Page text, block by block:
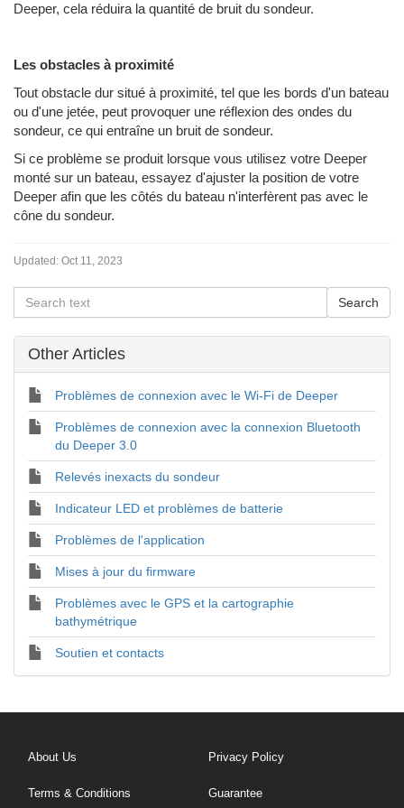
Deeper, cela réduira la quantité de bruit du sondeur.
Les obstacles à proximité
Tout obstacle dur situé à proximité, tel que les bords d'un bateau
ou d'une jetée, peut provoquer une réflexion des ondes du
sondeur, ce qui entraîne un bruit de sondeur.
Si ce problème se produit lorsque vous utilisez votre Deeper
monté sur un bateau, essayez d'ajuster la position de votre
Deeper afin que les côtés du bateau n'interfèrent pas avec le
cône du sondeur.
Updated: Oct 11, 2023
Other Articles
Problèmes de connexion avec le Wi-Fi de Deeper
Problèmes de connexion avec la connexion Bluetooth
du Deeper 3.0
Relevés inexacts du sondeur
Indicateur LED et problèmes de batterie
Problèmes de l'application
Mises à jour du firmware
Problèmes avec le GPS et la cartographie
bathymétrique
Soutien et contacts
About Us Privacy Policy
Terms & Conditions Guarantee